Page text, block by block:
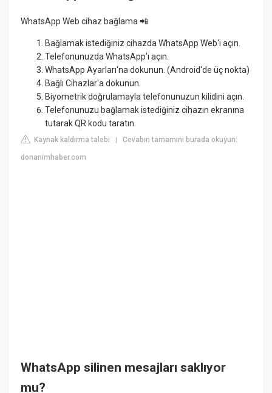
WhatsApp Web cihaz bağlama 📲
Bağlamak istediğiniz cihazda WhatsApp Web'i açın.
Telefonunuzda WhatsApp'ı açın.
WhatsApp Ayarları'na dokunun. (Android'de üç nokta)
Bağlı Cihazlar'a dokunun.
Biyometrik doğrulamayla telefonunuzun kilidini açın.
Telefonunuzu bağlamak istediğiniz cihazın ekranına
tutarak QR kodu taratın.
Kaynak kaldırma talebi |Cevabın tamamını burada okuyun:
donanimhaber.com
WhatsApp silinen mesajları saklıyor
mu?